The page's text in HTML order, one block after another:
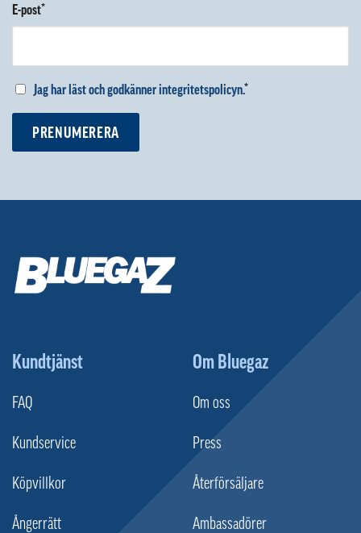
E-post*
Jag har läst och godkänner integritetspolicyn.*
PRENUMERERA
Kundtjänst
FAQ
Kundservice
Köpvillkor
Ångerrätt
Om Bluegaz
Om oss
Press
Återförsäljare
Ambassadörer